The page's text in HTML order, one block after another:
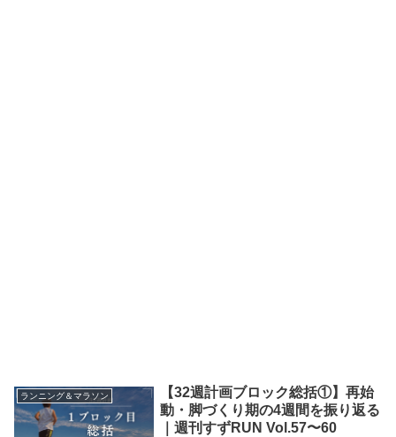
ランニング＆マラソン
【32週計画ブロック総括①】再始
動・脚づくり期の4週間を振り返る
｜週刊すずRUN Vol.57〜60